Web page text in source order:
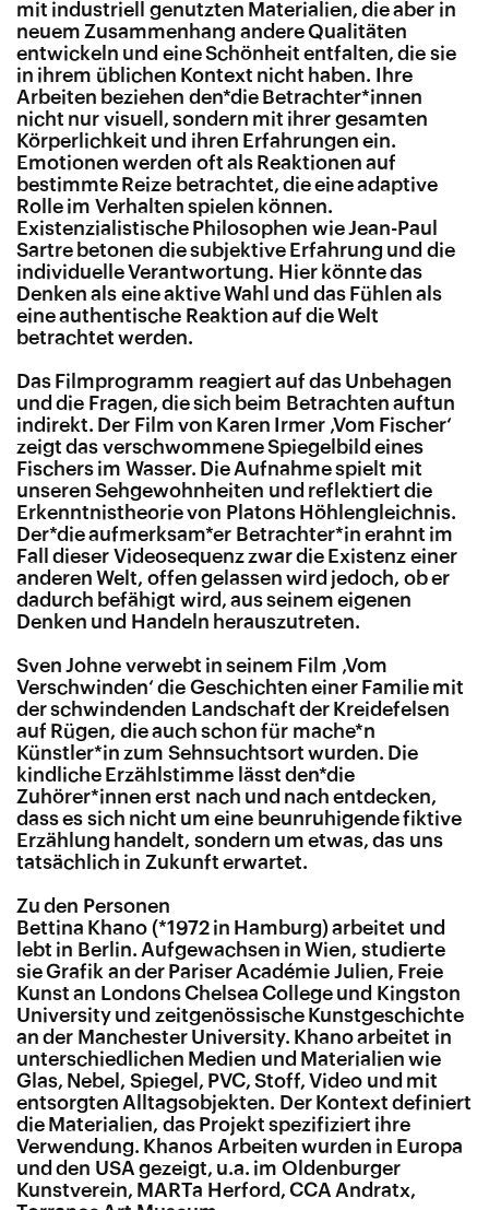
mit industriell genutzten Materialien, die aber in
neuem Zusammenhang andere Qualitäten
entwickeln und eine Schönheit entfalten, die sie
in ihrem üblichen Kontext nicht haben. Ihre
Arbeiten beziehen den*die Betrachter*innen
nicht nur visuell, sondern mit ihrer gesamten
Körperlichkeit und ihren Erfahrungen ein.
Emotionen werden oft als Reaktionen auf
bestimmte Reize betrachtet, die eine adaptive
Rolle im Verhalten spielen können.
Existenzialistische Philosophen wie Jean-Paul
Sartre betonen die subjektive Erfahrung und die
individuelle Verantwortung. Hier könnte das
Denken als eine aktive Wahl und das Fühlen als
eine authentische Reaktion auf die Welt
betrachtet werden.
Das Filmprogramm reagiert auf das Unbehagen
und die Fragen, die sich beim Betrachten auftun
indirekt. Der Film von Karen Irmer ‚Vom Fischer‘
zeigt das verschwommene Spiegelbild eines
Fischers im Wasser. Die Aufnahme spielt mit
unseren Sehgewohnheiten und reflektiert die
Erkenntnistheorie von Platons Höhlengleichnis.
Der*die aufmerksam*er Betrachter*in erahnt im
Fall dieser Videosequenz zwar die Existenz einer
anderen Welt, offen gelassen wird jedoch, ob er
dadurch befähigt wird, aus seinem eigenen
Denken und Handeln herauszutreten.
Sven Johne verwebt in seinem Film ‚Vom
Verschwinden‘ die Geschichten einer Familie mit
der schwindenden Landschaft der Kreidefelsen
auf Rügen, die auch schon für mache*n
Künstler*in zum Sehnsuchtsort wurden. Die
kindliche Erzählstimme lässt den*die
Zuhörer*innen erst nach und nach entdecken,
dass es sich nicht um eine beunruhigende fiktive
Erzählung handelt, sondern um etwas, das uns
tatsächlich in Zukunft erwartet.
Zu den Personen
Bettina Khano (*1972 in Hamburg) arbeitet und
lebt in Berlin. Aufgewachsen in Wien, studierte
sie Grafik an der Pariser Académie Julien, Freie
Kunst an Londons Chelsea College und Kingston
University und zeitgenössische Kunstgeschichte
an der Manchester University. Khano arbeitet in
unterschiedlichen Medien und Materialien wie
Glas, Nebel, Spiegel, PVC, Stoff, Video und mit
entsorgten Alltagsobjekten. Der Kontext definiert
die Materialien, das Projekt spezifiziert ihre
Verwendung. Khanos Arbeiten wurden in Europa
und den USA gezeigt, u.a. im Oldenburger
Kunstverein, MARTa Herford, CCA Andratx,